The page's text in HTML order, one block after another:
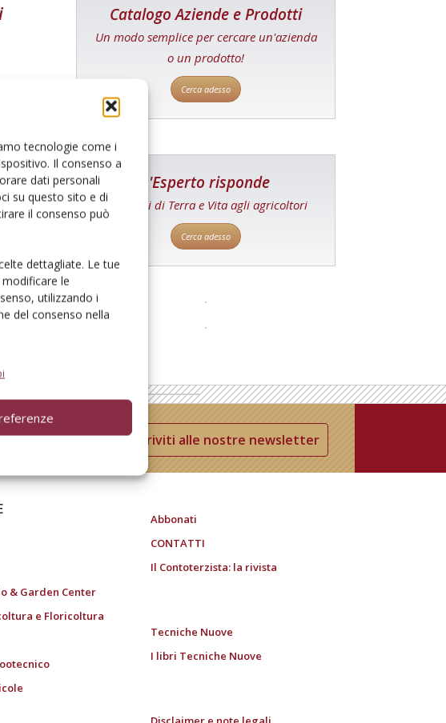
tecnologie come i
Il consenso a
dati personali
su questo sito e di
il consenso può
dettagliate. Le tue
le
utilizzando i
del consenso nella
Catalogo Aziende e Prodotti
Un modo semplice per cercare un'azienda
o un prodotto!
Cerca adesso
L'Esperto risponde
I consigli di Terra e Vita agli agricoltori
Cerca adesso
Iscriviti alle nostre newsletter
& Garden Center
e Floricoltura
Abbonati
CONTATTI
Il Contoterzista: la rivista
Tecniche Nuove
I libri Tecniche Nuove